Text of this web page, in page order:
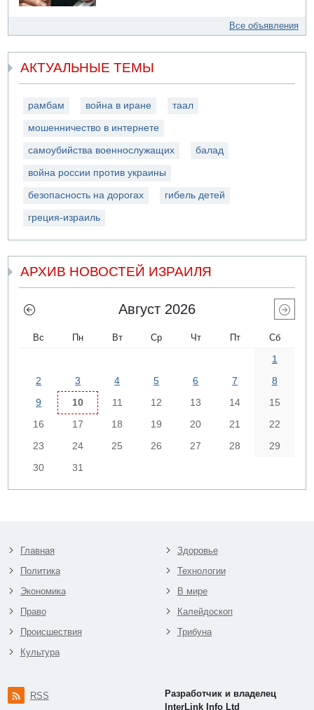
Все объявления
АКТУАЛЬНЫЕ ТЕМЫ
рамбам война в иране таал
мошенничество в интернете
самоубийства военнослужащих балад
война россии против украины
безопасность на дорогах гибель детей
греция-израиль
АРХИВ НОВОСТЕЙ ИЗРАИЛЯ
Август 2026
Вс Пн Вт Ср Чт Пт Сб
1
2
3 4 5 6 7
8
9
10 11 12 13 14
15
16
17 18 19 20 21
22
23
24 25 26 27 28
29
30
31
Главная
Политика
Экономика
Право
Происшествия
Культура
Здоровье
Технологии
В мире
Калейдоскоп
Трибуна
RSS
Разработчик и владелец
InterLink Info Ltd